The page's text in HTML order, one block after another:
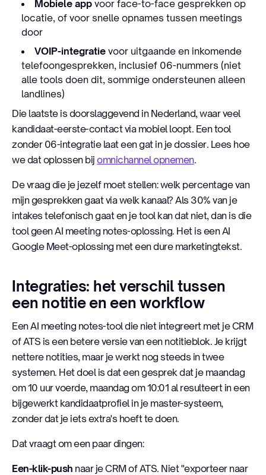
Mobiele app voor face-to-face gesprekken op
locatie, of voor snelle opnames tussen meetings
door
VOIP-integratie voor uitgaande en inkomende
telefoongesprekken, inclusief 06-nummers (niet
alle tools doen dit, sommige ondersteunen alleen
landlines)
Die laatste is doorslaggevend in Nederland, waar veel
kandidaat-eerste-contact via mobiel loopt. Een tool
zonder 06-integratie laat een gat in je dossier. Lees hoe
we dat oplossen bijomnichannel opnemen.
De vraag die je jezelf moet stellen: welk percentage van
mijn gesprekken gaat via welk kanaal? Als 30% van je
intakes telefonisch gaat en je tool kan dat niet, dan is die
tool geen AI meeting notes-oplossing. Het is een AI
Google Meet-oplossing met een dure marketingtekst.
Integraties: het verschil tussen
een notitie en een workflow
Een AI meeting notes-tool die niet integreert met je CRM
of ATS is een betere versie van een notitieblok. Je krijgt
nettere notities, maar je werkt nog steeds in twee
systemen. Het doel is dat een gesprek dat je maandag
om 10 uur voerde, maandag om 10:01 al resulteert in een
bijgewerkt kandidaatprofiel in je master-systeem,
zonder dat je iets extra's hoeft te doen.
Dat vraagt om een paar dingen:
Een-klik-push naar je CRM of ATS. Niet "exporteer naar